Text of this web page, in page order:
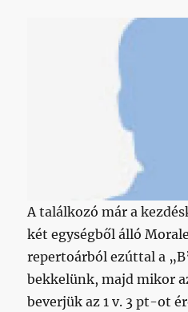
A találkozó már a
két egységből álló
repertoárból ezúttal a
bekkelünk, majd mikor
beverjük az 1 v. 3 pt-ot